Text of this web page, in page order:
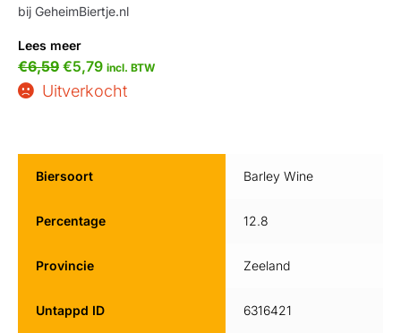
bij GeheimBiertje.nl
Lees meer
€6,59 €5,79 incl. BTW
Uitverkocht
Biersoort Barley Wine
Percentage 12.8
Provincie Zeeland
Untappd ID 6316421